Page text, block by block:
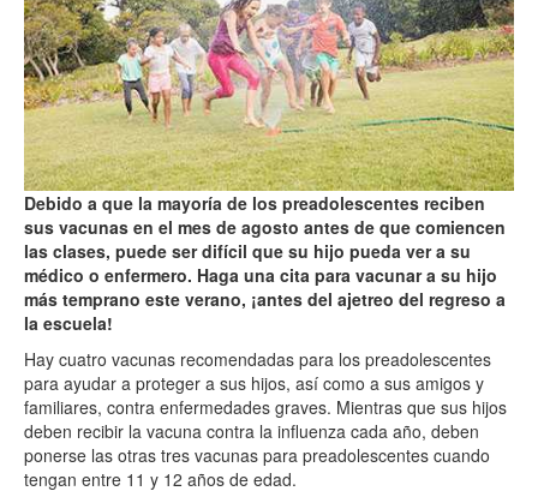
Debido a que la mayoría de los preadolescentes reciben
sus vacunas en el mes de agosto antes de que comiencen
las clases, puede ser difícil que su hijo pueda ver a su
médico o enfermero. Haga una cita para vacunar a su hijo
más temprano este verano, ¡antes del ajetreo del regreso a
la escuela!
Hay cuatro vacunas recomendadas para los preadolescentes
para ayudar a proteger a sus hijos, así como a sus amigos y
familiares, contra enfermedades graves. Mientras que sus hijos
deben recibir la vacuna contra la influenza cada año, deben
ponerse las otras tres vacunas para preadolescentes cuando
tengan entre 11 y 12 años de edad.